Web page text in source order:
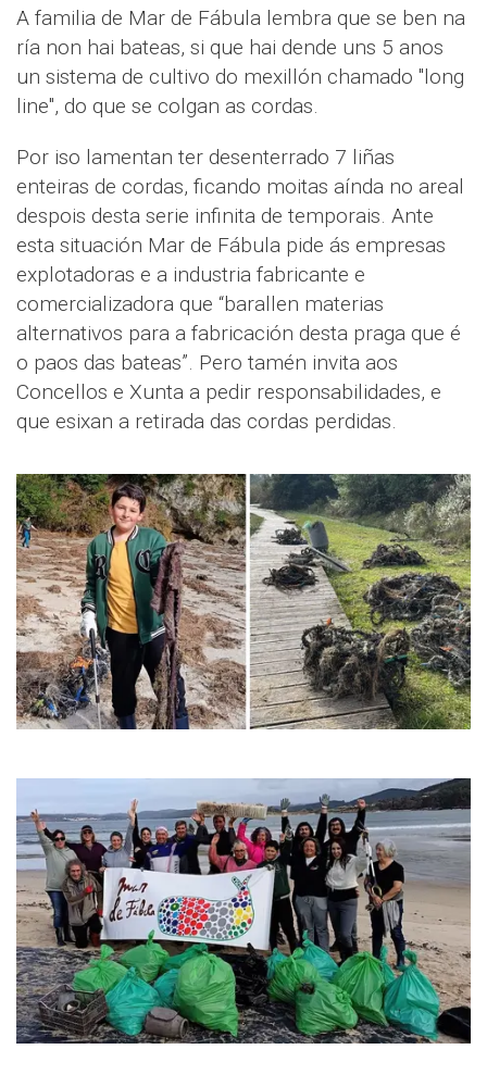
A familia de Mar de Fábula lembra que se ben na
ría non hai bateas, si que hai dende uns 5 anos
un sistema de cultivo do mexillón chamado "long
line", do que se colgan as cordas.
Por iso lamentan ter desenterrado 7 liñas
enteiras de cordas, ficando moitas aínda no areal
despois desta serie infinita de temporais. Ante
esta situación Mar de Fábula pide ás empresas
explotadoras e a industria fabricante e
comercializadora que “barallen materias
alternativos para a fabricación desta praga que é
o paos das bateas”. Pero tamén invita aos
Concellos e Xunta a pedir responsabilidades, e
que esixan a retirada das cordas perdidas.